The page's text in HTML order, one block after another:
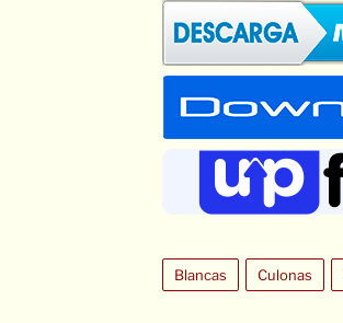
Blancas Culonas